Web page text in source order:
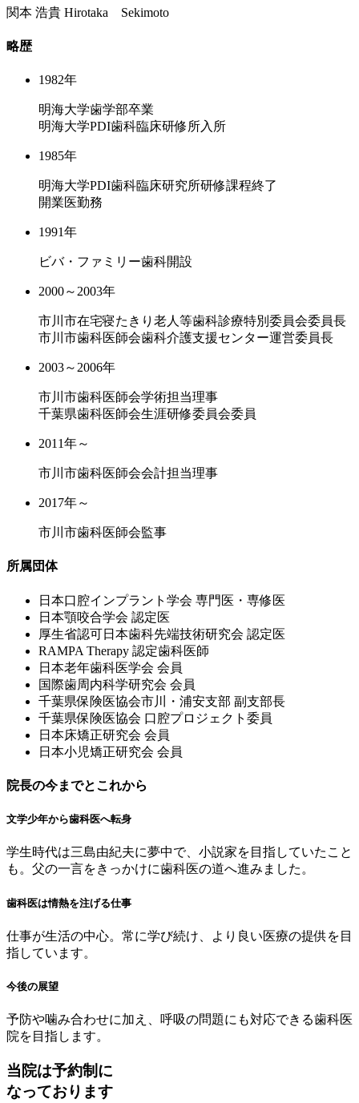
関本 浩貴 Hirotaka Sekimoto
略歴
1982年
明海大学歯学部卒業
明海大学PDI歯科臨床研修所入所
1985年
明海大学PDI歯科臨床研究所研修課程終了
開業医勤務
1991年
ビバ・ファミリー歯科開設
2000～2003年
市川市在宅寝たきり老人等歯科診療特別委員会委員長
市川市歯科医師会歯科介護支援センター運営委員長
2003～2006年
市川市歯科医師会学術担当理事
千葉県歯科医師会生涯研修委員会委員
2011年～
市川市歯科医師会会計担当理事
2017年～
市川市歯科医師会監事
所属団体
⽇本⼝腔インプラント学会 専⾨医・専修医
⽇本顎咬合学会 認定医
厚⽣省認可⽇本⻭科先端技術研究会 認定医
RAMPA Therapy 認定⻭科医師
⽇本⽼年⻭科医学会 会員
国際⻭周内科学研究会 会員
千葉県保険医協会市川・浦安⽀部 副⽀部⻑
千葉県保険医協会 ⼝腔プロジェクト委員
⽇本床矯正研究会 会員
⽇本⼩児矯正研究会 会員
院長の今までとこれから
文学少年から歯科医へ転身
学生時代は三島由紀夫に夢中で、小説家を目指していたこと
も。父の一言をきっかけに歯科医の道へ進みました。
歯科医は情熱を注げる仕事
仕事が生活の中心。常に学び続け、より良い医療の提供を目
指しています。
今後の展望
予防や噛み合わせに加え、呼吸の問題にも対応できる歯科医
院を目指します。
当院は予約制に
なっております